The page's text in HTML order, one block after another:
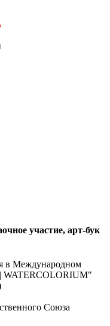
участие, арт-бук
в Международном
Союза